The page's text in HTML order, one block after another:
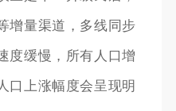
增量渠道，多线同步
度缓慢，所有人口增
口上涨幅度会呈现明